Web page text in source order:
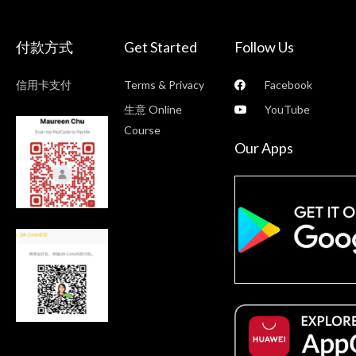
付款方式
信用卡支付
Get Started
Terms & Privacy
生意 Online
Course
Follow Us
Facebook
YouTube
Our Apps